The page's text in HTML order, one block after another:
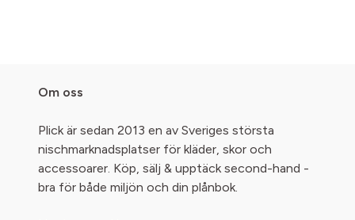
Om oss
Plick är sedan 2013 en av Sveriges största
nischmarknadsplatser för kläder, skor och
accessoarer. Köp, sälj & upptäck second-hand -
bra för både miljön och din plånbok.